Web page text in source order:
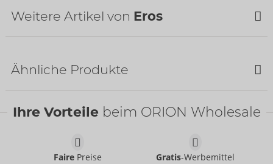
Weitere Artikel von Eros
Ähnliche Produkte
Ihre Vorteile beim ORION Wholesale
FairePreise Gratis-Werbemittel